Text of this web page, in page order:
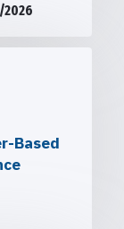
Based